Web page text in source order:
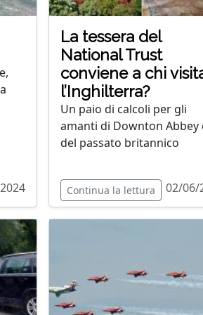
La tessera del
National Trust
conviene a chi
l’Inghilterra?
Un paio di calcoli per gli
amanti di Downton Abbey
del passato britannico
Continua la lettura 02/06/